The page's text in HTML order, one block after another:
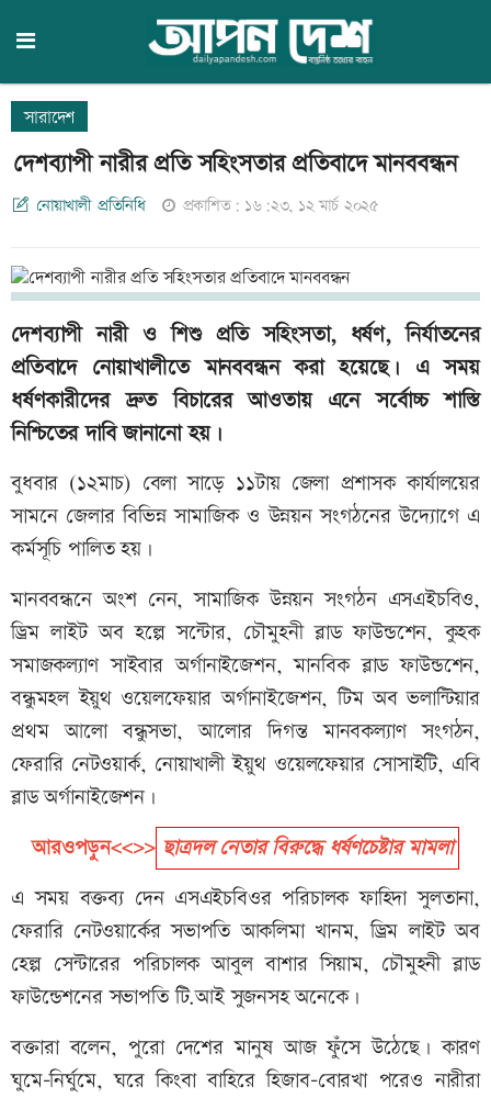
সারাদেশ
দেশব্যাপী নারীর প্রতি সহিংসতার প্রতিবাদে মানববন্ধন
নোয়াখালী প্রতিনিধি প্রকাশিত: ১৬:২৩, ১২ মার্চ ২০২৫
দেশব্যাপী নারী ও শিশু প্রতি সহিংসতা, ধর্ষণ, নির্যাতনের
প্রতিবাদে নোয়াখালীতে মানববন্ধন করা হয়েছে। এ সময়
ধর্ষণকারীদের দ্রুত বিচারের আওতায় এনে সর্বোচ্চ শাস্তি
নিশ্চিতের দাবি জানানো হয়।
বুধবার (১২মাচ) বেলা সাড়ে ১১টায় জেলা প্রশাসক কার্যালয়ের
সামনে জেলার বিভিন্ন সামাজিক ও উন্নয়ন সংগঠনের উদ্যোগে এ
কর্মসূচি পালিত হয়।
মানববন্ধনে অংশ নেন, সামাজিক উন্নয়ন সংগঠন এসএইচবিও,
ড্রিম লাইট অব হল্পে সন্টোর, চৌমুহনী ব্লাড ফাউন্ডশেন, কুহক
সমাজকল্যাণ সাইবার অর্গানাইজেশন, মানবিক ব্লাড ফাউন্ডশেন,
বন্ধুমহল ইয়ুথ ওয়েলফেয়ার অর্গানাইজেশন, টিম অব ভলান্টিয়ার
প্রথম আলো বন্ধুসভা, আলোর দিগন্ত মানবকল্যাণ সংগঠন,
ফেরারি নেটওয়ার্ক, নোয়াখালী ইয়ুথ ওয়েলফেয়ার সোসাইটি, এবি
ব্লাড অর্গানাইজেশন।
আরওপড়ুন<<>> ছাত্রদল নেতার বিরুদ্ধে ধর্ষণচেষ্টার মামলা
এ সময় বক্তব্য দেন এসএইচবিওর পরিচালক ফাহিদা সুলতানা,
ফেরারি নেটওয়ার্কের সভাপতি আকলিমা খানম, ড্রিম লাইট অব
হেল্প সেন্টারের পরিচালক আবুল বাশার সিয়াম, চৌমুহনী ব্লাড
ফাউন্ডেশনের সভাপতি টি.আই সুজনসহ অনেকে।
বক্তারা বলেন, পুরো দেশের মানুষ আজ ফুঁসে উঠেছে। কারণ
ঘুমে-নির্ঘুমে, ঘরে কিংবা বাহিরে হিজাব-বোরখা পরেও নারীরা